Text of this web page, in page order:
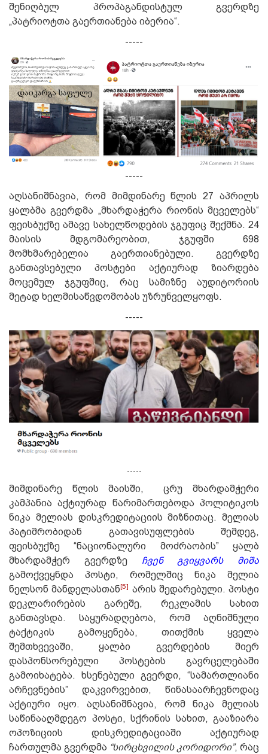
შენიღბულ პროპაგანდისტულ გვერდზე
„პატრიოტთა გაერთიანება იბერია“.
-----
-----
აღსანიშნავია, რომ მიმდინარე წლის 27 აპრილს
ყალბმა გვერდმა „მხარდაჭერა რიონის მცველებს“
ფეისბუქზე ამავე სახელწოდების ჯგუფიც შექმნა. 24
მაისის მდგომარეობით, ჯგუფში 698
მომხმარებელია გაერთიანებული. გვერდზე
განთავსებული პოსტები აქტიურად ზიარდება
მოცემულ ჯგუფშიც, რაც სამიზნე აუდიტორიის
მეტად ხელმისაწვდომობას უზრუნველყოფს.
-----
-----
მიმდინარე წლის მაისში,
ცრუ მხარდამჭერი
კამპანია აქტიურად წარიმართებოდა პოლიტიკოს
ნიკა მელიას დისკრედიტაციის მიზნითაც. მელიას
პატიმრობიდან გათავისუფლების შემდეგ,
ფეისბუქზე “ნაციონალური მოძრაობის” ყალბ
მხარდამჭერ გვერდზე ჩვენ გვიყვარს მიშა
გამოქვეყნდა პოსტი, რომელშიც ნიკა მელია
ნელსონ მანდელასთან[5] არის შედარებული. პოსტი
დეკლარირების გარეშე, რეკლამის სახით
განთავსდა. საყურადღებოა, რომ აღნიშნული
ტაქტიკის გამოყენება, თითქმის ყველა
შემთხვევაში, ყალბი გვერდების მიერ
დასპონსორებული პოსტების გავრცელებაში
გამოიხატება. ხსენებული გვერდი, “სამართლიანი
არჩევნების” დაკვირვებით, წინასაარჩევნოდაც
აქტიური იყო. აღსანიშნავია, რომ ნიკა მელიას
საწინააღმდეგო პოსტი, სქრინის სახით, გააზიარა
ოპოზიციის დისკრედიტაციაში აქტიურად
ჩართულმა გვერდმა “სირცხვილის კორიდორი”, რაც